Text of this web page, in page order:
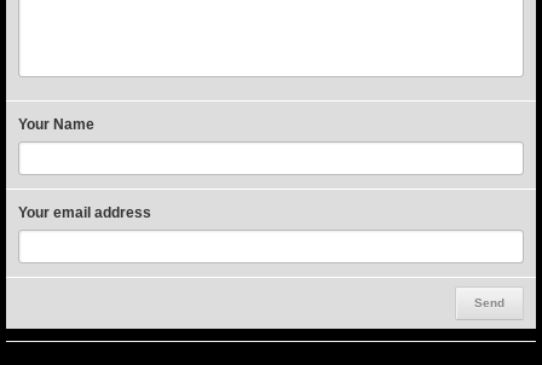
Your Name
Your email address